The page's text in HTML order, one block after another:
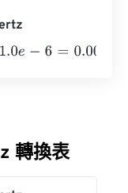
0.00001 Terahertz
轉換表